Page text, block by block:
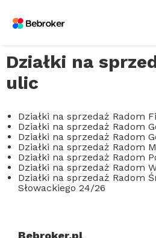
Działki na
ulic
Działki na sprzedaż Radom
Działki na sprzedaż Radom
Działki na sprzedaż Radom
Działki na sprzedaż Radom
Działki na sprzedaż Radom
Działki na sprzedaż Radom
Działki na sprzedaż Radom
Słowackiego 24/26
Bebroker.pl